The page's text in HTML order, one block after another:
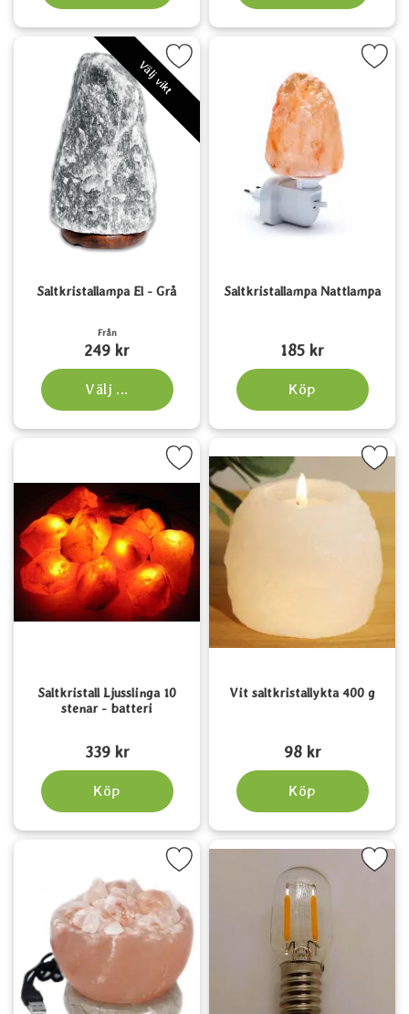
Välj vikt
Saltkristallampa El - Grå
Från
249 kr
Välj ...
Markera saltkristallampa El - Grå som favorit
Saltkristallampa Nattlampa
185 kr
Köp
Markera saltkristallampa
Saltkristall Ljusslinga 10
stenar - batteri
339 kr
Köp
saltkristall Ljusslinga 10 stenar - batteri som favorit
Vit saltkristallykta 400 g
98 kr
Köp
Markera vit saltkristallykta
Markera saltkristallampa USB Multi som favorit
Markera lED Glödlampa